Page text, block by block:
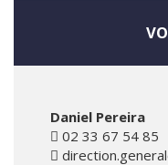
Daniel Pereira
02 33 67 54 85